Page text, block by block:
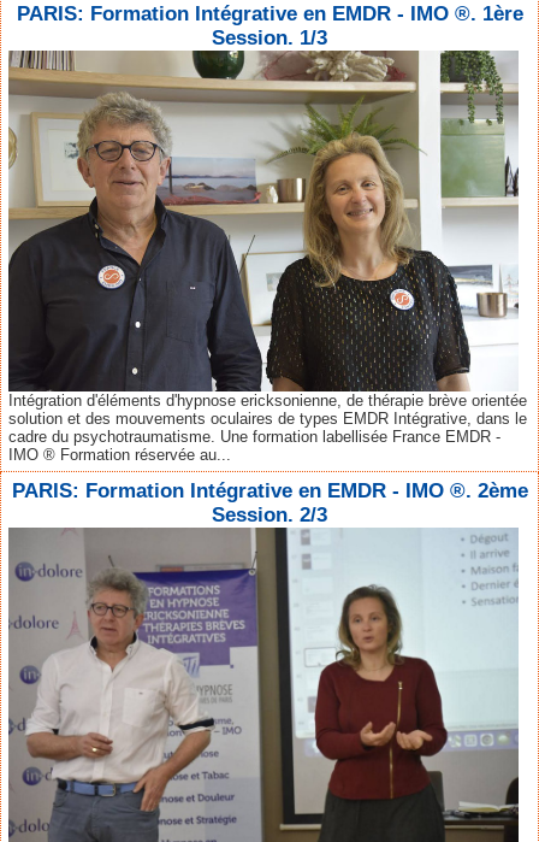
PARIS: Formation Intégrative en EMDR - IMO ®. 1ère
Session. 1/3
Intégration d'éléments d'hypnose ericksonienne, de thérapie brève orientée
solution et des mouvements oculaires de types EMDR Intégrative, dans le
cadre du psychotraumatisme. Une formation labellisée France EMDR -
IMO ® Formation réservée au...
PARIS: Formation Intégrative en EMDR - IMO ®. 2ème
Session. 2/3